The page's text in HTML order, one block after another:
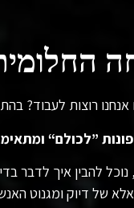
רוצות לעבוד?
”לכולם“
להבין איך לדבר
של דיוק ומגנוט